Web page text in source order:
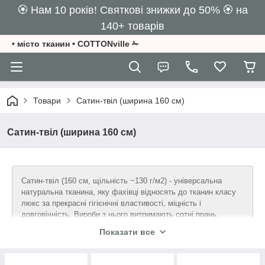
🏵️ Нам 10 років! Святкові знижки до 50% 🏵️ на
140+ товарів
• місто тканин • COTTONville ✁
Товари Сатин-твіл (ширина 160 см)
Сатин-твіл (ширина 160 см)
Сатин-твіл (160 см, щільність ~130 г/м2) - універсальна
натуральна тканина, яку фахівці відносять до тканин класу
люкс за прекрасні гігієнічні властивості, міцність і
довговічність. Вироби з нього витримають сотні прань,
Показати все